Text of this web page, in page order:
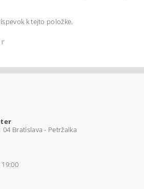
k tejto položke.
04 Bratislava - Petržalka